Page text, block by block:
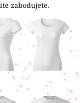
zabodujete.